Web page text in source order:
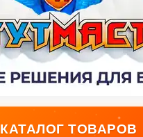
КАТАЛОГ ТОВАРОВ